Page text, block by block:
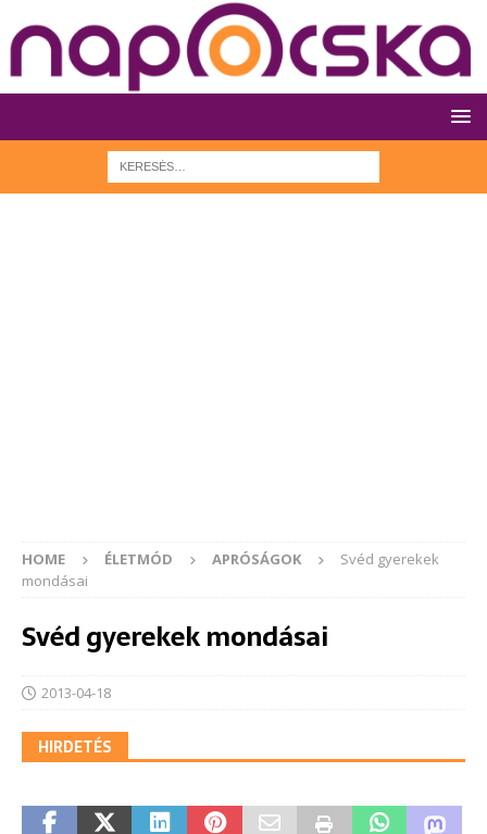
HOME ÉLETMÓD APRÓSÁGOK
Svéd gyerekek
mondásai
Svéd gyerekek mondásai
2013-04-18
HIRDETÉS